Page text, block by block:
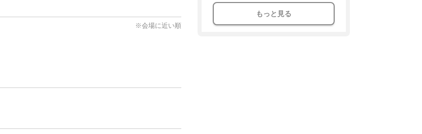
※会場に近い順
もっと見る